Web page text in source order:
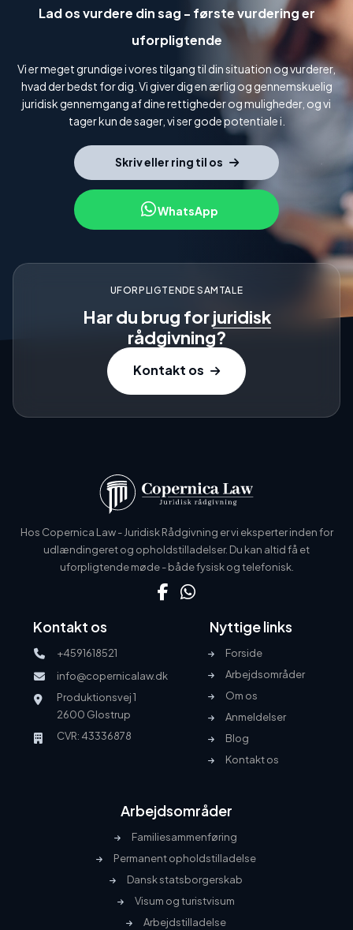
Lad os vurdere din sag - første vurdering er
uforpligtende
Vi er meget grundige i vores tilgang til din situation og vurderer,
hvad der bedst for dig. Vi giver dig en ærlig og gennemskuelig
juridisk gennemgang af dine rettigheder og muligheder, og vi
tager kun de sager, vi ser gode potentiale i.
Skriv eller ring til os
WhatsApp
UFORPLIGTENDE SAMTALE
Har du brug forjuridisk
rådgivning?
Kontakt os
Hos Copernica Law - Juridisk Rådgivning er vi eksperter inden for
udlændingeret og opholdstilladelser. Du kan altid få et
uforpligtende møde - både fysisk og telefonisk.
Nyttige links
Forside
Arbejdsområder
Om os
Anmeldelser
Blog
Kontakt os
Arbejdsområder
Familiesammenføring
Permanent opholdstilladelse
Dansk statsborgerskab
Visum og turistvisum
Arbejdstilladelse
Kontakt os
+4591618521
info@copernicalaw.dk
Produktionsvej 1
2600 Glostrup
CVR: 43336878